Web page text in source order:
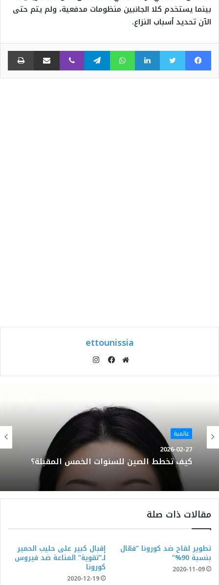
بينما يستخدم كلا الجانبين منظومات مدفعية، ولم يتم حتى
الآن تحديد أسباب النزاع.
فيسبوكتويتر لينكدإنواتساب تيلقرام ڤايبر مشاركة عبر البريد
ettounissia
عالمية
2026-02-27
كيف تخطط الصين للسنوات الخمس المقبلة؟
مقالات ذات صلة
تطوير لقاح ضد كورونا ”فعّال
بنسبة 90%”
2020-11-09
إقبال كبير على حليب الحمير
لـ”تقوية” المناعة ضد فيروس
كورونا
2020-12-19